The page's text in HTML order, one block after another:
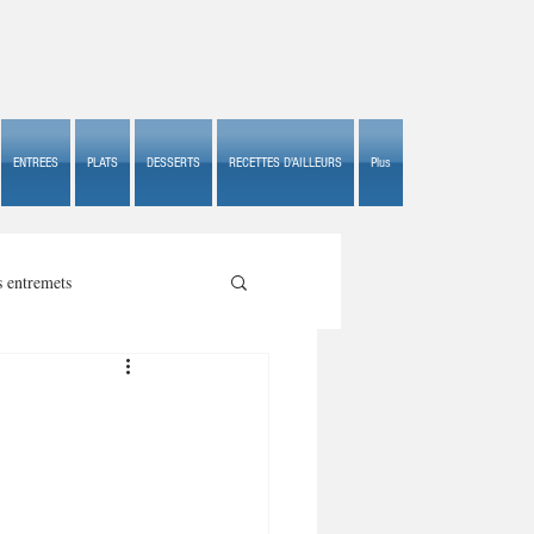
ENTREES PLATS DESSERTS RECETTES D'AILLEURS Plus
entremets